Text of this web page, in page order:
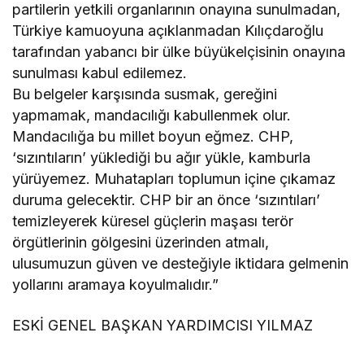
partilerin yetkili organlarının onayına sunulmadan,
Türkiye kamuoyuna açıklanmadan Kılıçdaroğlu
tarafından yabancı bir ülke büyükelçisinin onayına
sunulması kabul edilemez.
Bu belgeler karşısında susmak, gereğini
yapmamak, mandacılığı kabullenmek olur.
Mandacılığa bu millet boyun eğmez. CHP,
‘sızıntıların’ yüklediği bu ağır yükle, kamburla
yürüyemez. Muhatapları toplumun içine çıkamaz
duruma gelecektir. CHP bir an önce ‘sızıntıları’
temizleyerek küresel güçlerin maşası terör
örgütlerinin gölgesini üzerinden atmalı,
ulusumuzun güven ve desteğiyle iktidara gelmenin
yollarını aramaya koyulmalıdır.”
ESKİ GENEL BAŞKAN YARDIMCISI YILMAZ